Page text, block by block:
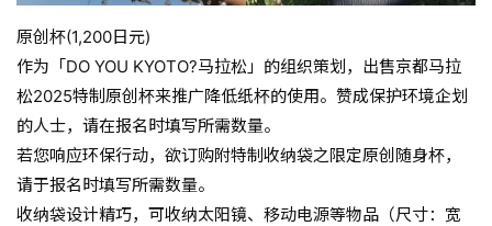
原创杯(1,200日元)
作为「DO YOU KYOTO?马拉松」的组织策划，出售京都马拉
松2025特制原创杯来推广降低纸杯的使用。赞成保护环境企划
的人士，请在报名时填写所需数量。
若您响应环保行动，欲订购附特制收纳袋之限定原创随身杯，
请于报名时填写所需数量。
收纳袋设计精巧，可收纳太阳镜、移动电源等物品（尺寸：宽